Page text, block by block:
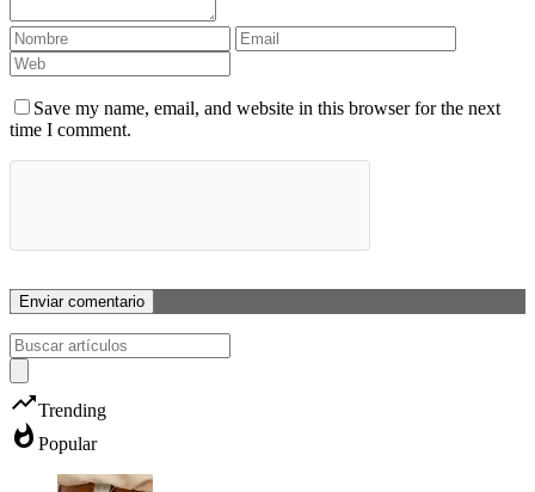
Save my name, email, and website in this browser for the next
time I comment.
trending_upTrending
whatshot Popular